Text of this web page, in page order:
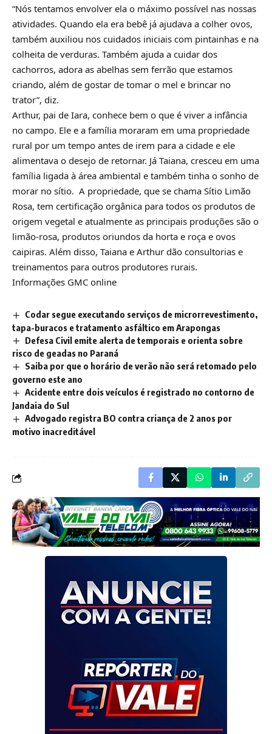
“Nós tentamos envolver ela o máximo possível nas nossas
atividades. Quando ela era bebê já ajudava a colher ovos,
também auxiliou nos cuidados iniciais com pintainhas e na
colheita de verduras. Também ajuda a cuidar dos
cachorros, adora as abelhas sem ferrão que estamos
criando, além de gostar de tomar o mel e brincar no
trator”, diz.
Arthur, pai de Iara, conhece bem o que é viver a infância
no campo. Ele e a família moraram em uma propriedade
rural por um tempo antes de irem para a cidade e ele
alimentava o desejo de retornar. Já Taiana, cresceu em uma
família ligada à área ambiental e também tinha o sonho de
morar no sítio. A propriedade, que se chama Sítio Limão
Rosa, tem certificação orgânica para todos os produtos de
origem vegetal e atualmente as principais produções são o
limão-rosa, produtos oriundos da horta e roça e ovos
caipiras. Além disso, Taiana e Arthur dão consultorias e
treinamentos para outros produtores rurais.
Informações GMC online
Codar segue executando serviços de microrrevestimento,
tapa-buracos e tratamento asfáltico em Arapongas
Defesa Civil emite alerta de temporais e orienta sobre
risco de geadas no Paraná
Saiba por que o horário de verão não será retomado pelo
governo este ano
Acidente entre dois veículos é registrado no contorno de
Jandaia do Sul
Advogado registra BO contra criança de 2 anos por
motivo inacreditável